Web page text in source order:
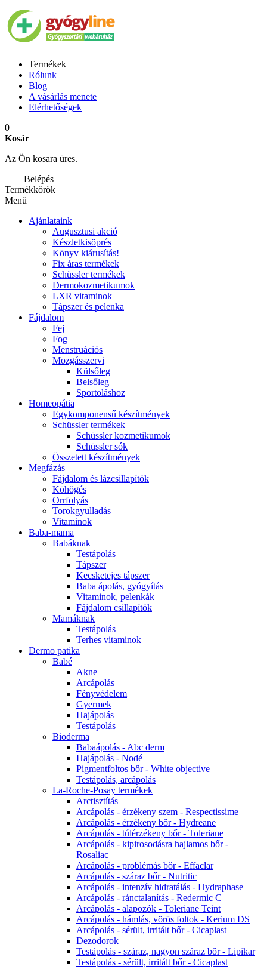
Termékek
Rólunk
Blog
A vásárlás menete
Elérhetőségek
0
Kosár
Az Ön kosara üres.
Belépés
Termékkörök
Menü
Ajánlataink
Augusztusi akció
Készletkisöprés
Könyv kiárusítás!
Fix áras termékek
Schüssler termékek
Dermokozmetikumok
LXR vitaminok
Tápszer és pelenka
Fájdalom
Fej
Fog
Menstruációs
Mozgásszervi
Külsőleg
Belsőleg
Sportoláshoz
Homeopátia
Egykomponensű készítmények
Schüssler termékek
Schüssler kozmetikumok
Schüssler sók
Összetett készítmények
Megfázás
Fájdalom és lázcsillapítók
Köhögés
Orrfolyás
Torokgyulladás
Vitaminok
Baba-mama
Babáknak
Testápolás
Tápszer
Kecsketejes tápszer
Baba ápolás, gyógyítás
Vitaminok, pelenkák
Fájdalom csillapítók
Mamáknak
Testápolás
Terhes vitaminok
Dermo patika
Babé
Akne
Arcápolás
Fényvédelem
Gyermek
Hajápolás
Testápolás
Bioderma
Babaápolás - Abc derm
Hajápolás - Nodé
Pigmentfoltos bőr - White objective
Testápolás, arcápolás
La-Roche-Posay termékek
Arctisztítás
Arcápolás - érzékeny szem - Respectissime
Arcápolás - érzékeny bőr - Hydreane
Arcápolás - túlérzékeny bőr - Toleriane
Arcápolás - kipirosodásra hajlamos bőr -
Rosaliac
Arcápolás - problémás bőr - Effaclar
Arcápolás - száraz bőr - Nutritic
Arcápolás - intenzív hidratálás - Hydraphase
Arcápolás - ránctalanítás - Redermic C
Arcápolás - alapozók - Toleriane Teint
Arcápolás - hámlás, vörös foltok - Kerium DS
Arcápolás - sérült, irritált bőr - Cicaplast
Dezodorok
Testápolás - száraz, nagyon száraz bőr - Lipikar
Testápolás - sérült, irritált bőr - Cicaplast